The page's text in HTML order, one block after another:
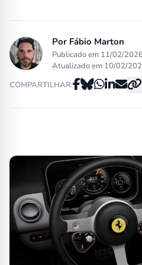
Por Fábio Marton
Publicado em 11/02/
Atualizado em 10/02/
COMPARTILHAR: